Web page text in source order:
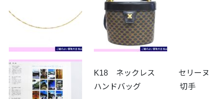
K18 ネックレス セリーヌ
ハンドバッグ 切手